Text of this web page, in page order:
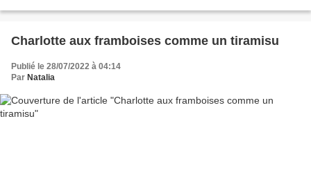
Charlotte aux framboises comme un tiramisu
Publié le 28/07/2022 à 04:14
Par Natalia